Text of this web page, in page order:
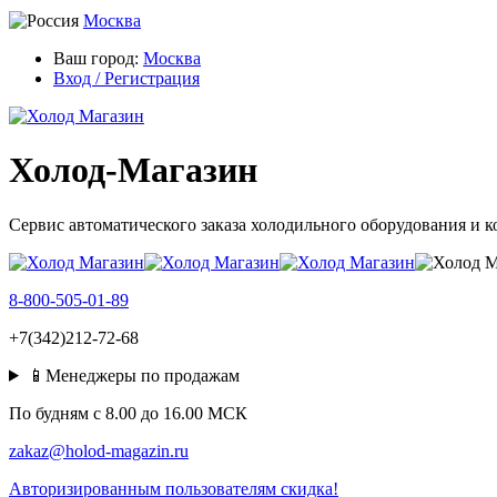
Москва
Ваш город: Москва
Вход / Регистрация
Холод-Магазин
Сервис автоматического заказа холодильного оборудования и
8-800-505-01-89
+7(342)212-72-68
📱Менеджеры по продажам
По будням c 8.00 до 16.00 МСК
zakaz@holod-magazin.ru
Авторизированным пользователям скидка!